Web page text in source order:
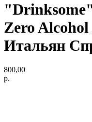
Zero
Итальян
800,00
р.